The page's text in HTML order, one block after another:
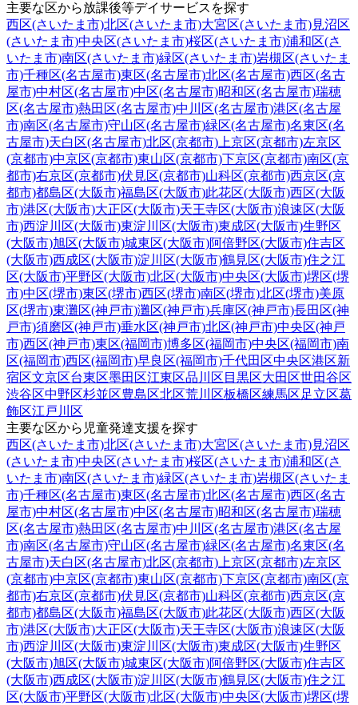
主要な区から放課後等デイサービスを探す
西区(さいたま市)北区(さいたま市)大宮区(さいたま市)見沼区
(さいたま市)中央区(さいたま市)桜区(さいたま市)浦和区(さ
いたま市)南区(さいたま市)緑区(さいたま市)岩槻区(さいたま
市)千種区(名古屋市)東区(名古屋市)北区(名古屋市)西区(名古
屋市)中村区(名古屋市)中区(名古屋市)昭和区(名古屋市)瑞穂
区(名古屋市)熱田区(名古屋市)中川区(名古屋市)港区(名古屋
市)南区(名古屋市)守山区(名古屋市)緑区(名古屋市)名東区(名
古屋市)天白区(名古屋市)北区(京都市) 上京区(京都市)左京区
(京都市)中京区(京都市)東山区(京都市)下京区(京都市)南区(京
都市)右京区(京都市)伏見区(京都市)山科区(京都市)西京区(京
都市)都島区(大阪市)福島区(大阪市)此花区(大阪市)西区(大阪
市)港区(大阪市)大正区(大阪市)天王寺区(大阪市)浪速区(大阪
市)西淀川区(大阪市)東淀川区(大阪市)東成区(大阪市)生野区
(大阪市)旭区(大阪市)城東区(大阪市)阿倍野区(大阪市)住吉区
(大阪市)西成区(大阪市)淀川区(大阪市)鶴見区(大阪市)住之江
区(大阪市)平野区(大阪市)北区(大阪市)中央区(大阪市)堺区(堺
市)中区(堺市)東区(堺市)西区(堺市)南区(堺市)北区(堺市)美原
区(堺市)東灘区(神戸市)灘区(神戸市)兵庫区(神戸市)長田区(神
戸市)須磨区(神戸市)垂水区(神戸市)北区(神戸市)中央区(神戸
市)西区(神戸市)東区(福岡市)博多区(福岡市)中央区(福岡市)南
区(福岡市)西区(福岡市)早良区(福岡市)千代田区中央区港区新
宿区文京区台東区墨田区江東区品川区 目黒区大田区世田谷区
渋谷区中野区杉並区豊島区北区荒川区板橋区練馬区足立区葛
飾区江戸川区
主要な区から児童発達支援を探す
西区(さいたま市)北区(さいたま市)大宮区(さいたま市)見沼区
(さいたま市)中央区(さいたま市)桜区(さいたま市)浦和区(さ
いたま市)南区(さいたま市)緑区(さいたま市)岩槻区(さいたま
市)千種区(名古屋市)東区(名古屋市)北区(名古屋市)西区(名古
屋市)中村区(名古屋市)中区(名古屋市)昭和区(名古屋市)瑞穂
区(名古屋市)熱田区(名古屋市)中川区(名古屋市)港区(名古屋
市)南区(名古屋市)守山区(名古屋市)緑区(名古屋市)名東区(名
古屋市)天白区(名古屋市)北区(京都市) 上京区(京都市)左京区
(京都市)中京区(京都市)東山区(京都市)下京区(京都市)南区(京
都市)右京区(京都市)伏見区(京都市)山科区(京都市)西京区(京
都市)都島区(大阪市)福島区(大阪市)此花区(大阪市)西区(大阪
市)港区(大阪市)大正区(大阪市)天王寺区(大阪市)浪速区(大阪
市)西淀川区(大阪市)東淀川区(大阪市)東成区(大阪市)生野区
(大阪市)旭区(大阪市)城東区(大阪市)阿倍野区(大阪市)住吉区
(大阪市)西成区(大阪市)淀川区(大阪市)鶴見区(大阪市)住之江
区(大阪市)平野区(大阪市)北区(大阪市)中央区(大阪市)堺区(堺